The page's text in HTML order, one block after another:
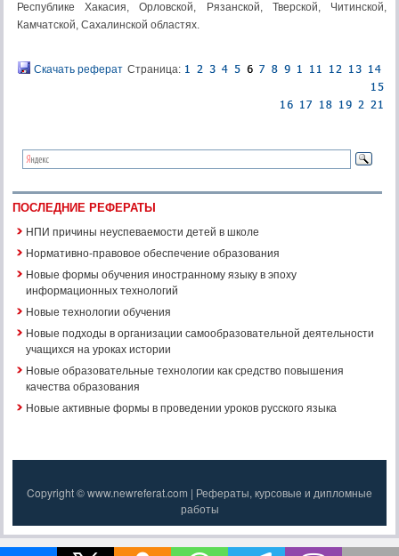
Республике Хакасия, Орловской, Рязанской, Тверской, Читинской,
Камчатской, Сахалинской областях.
Скачать реферат Страница:
ПОСЛЕДНИЕ РЕФЕРАТЫ
НПИ причины неуспеваемости детей в школе
Нормативно-правовое обеспечение образования
Новые формы обучения иностранному языку в эпоху
информационных технологий
Новые технологии обучения
Новые подходы в организации самообразовательной деятельности
учащихся на уроках истории
Новые образовательные технологии как средство повышения
качества образования
Новые активные формы в проведении уроков русского языка
Copyright © www.newreferat.com | Рефераты, курсовые и дипломные
работы